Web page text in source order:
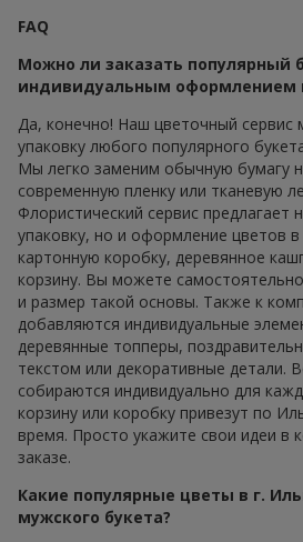
FAQ
Можно ли заказать популярный
индивидуальным оформлением
Да, конечно! Наш цветочный сервис
упаковку любого популярного
Мы легко заменим обычную бумагу
современную пленку или тканевую
Флористический сервис предлагает
упаковку, но и оформление цветов
картонную коробку, деревянное
корзину. Вы можете
и размер такой основы. Также к
добавляются индивидуальные
деревянные топперы,
текстом или декоративные детали.
собираются индивидуально для
корзину или коробку привезут по
время. Просто укажите свои идеи в
заказе.
Какие популярные цветы в г.
мужского букета?